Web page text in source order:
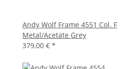
Andy Wolf Frame 4551 Col. F
Metal/Acetate Grey
379,00 € *